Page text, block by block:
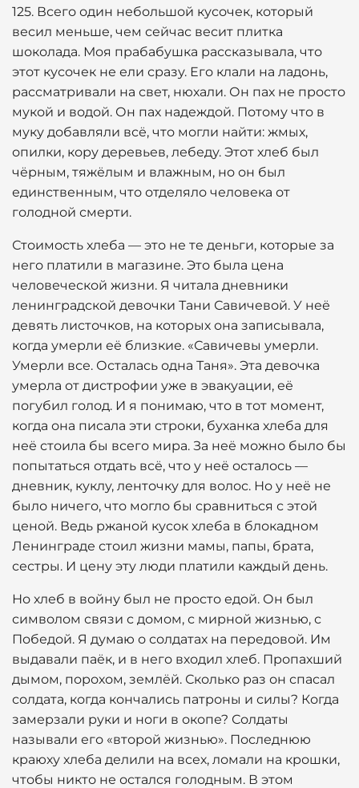
125. Всего один небольшой кусочек, который
весил меньше, чем сейчас весит плитка
шоколада. Моя прабабушка рассказывала, что
этот кусочек не ели сразу. Его клали на ладонь,
рассматривали на свет, нюхали. Он пах не просто
мукой и водой. Он пах надеждой. Потому что в
муку добавляли всё, что могли найти: жмых,
опилки, кору деревьев, лебеду. Этот хлеб был
чёрным, тяжёлым и влажным, но он был
единственным, что отделяло человека от
голодной смерти.
Стоимость хлеба — это не те деньги, которые за
него платили в магазине. Это была цена
человеческой жизни. Я читала дневники
ленинградской девочки Тани Савичевой. У неё
девять листочков, на которых она записывала,
когда умерли её близкие. «Савичевы умерли.
Умерли все. Осталась одна Таня». Эта девочка
умерла от дистрофии уже в эвакуации, её
погубил голод. И я понимаю, что в тот момент,
когда она писала эти строки, буханка хлеба для
неё стоила бы всего мира. За неё можно было бы
попытаться отдать всё, что у неё осталось —
дневник, куклу, ленточку для волос. Но у неё не
было ничего, что могло бы сравниться с этой
ценой. Ведь ржаной кусок хлеба в блокадном
Ленинграде стоил жизни мамы, папы, брата,
сестры. И цену эту люди платили каждый день.
Но хлеб в войну был не просто едой. Он был
символом связи с домом, с мирной жизнью, с
Победой. Я думаю о солдатах на передовой. Им
выдавали паёк, и в него входил хлеб. Пропахший
дымом, порохом, землёй. Сколько раз он спасал
солдата, когда кончались патроны и силы? Когда
замерзали руки и ноги в окопе? Солдаты
называли его «второй жизнью». Последнюю
краюху хлеба делили на всех, ломали на крошки,
чтобы никто не остался голодным. В этом